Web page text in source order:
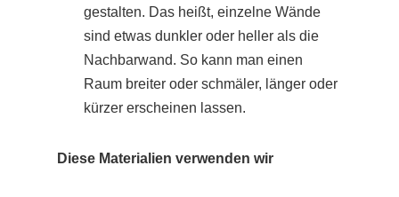
gestalten. Das heißt, einzelne Wände
sind etwas dunkler oder heller als die
Nachbarwand. So kann man einen
Raum breiter oder schmäler, länger oder
kürzer erscheinen lassen.
Diese Materialien verwenden wir